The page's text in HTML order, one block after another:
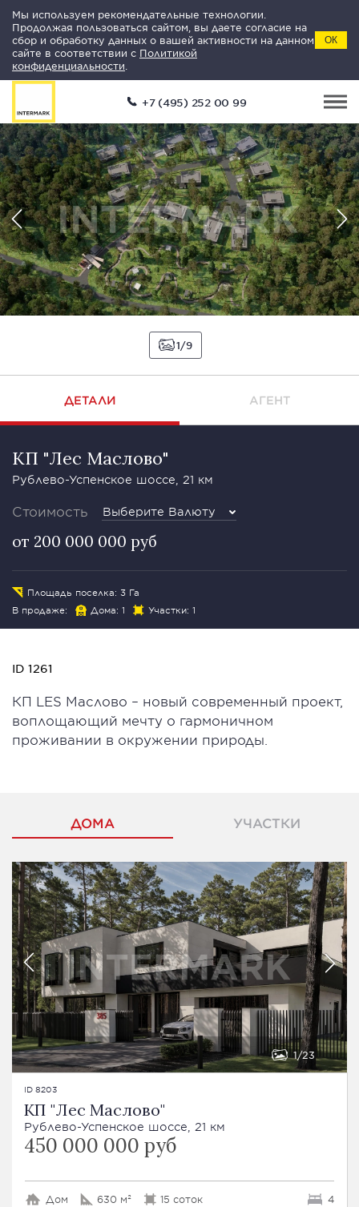
Мы используем рекомендательные технологии.
Продолжая пользоваться сайтом, вы даете согласие на
сбор и обработку данных о вашей активности на данном
сайте в соответствии с Политикой
конфиденциальности
ОК
+7 (495) 252 00 99
1 9
ДЕТАЛИ АГЕНТ
КП "Лес Маслово"
Рублево-Успенское шоссе, 21 км
Стоимость Выберите Валюту
от 200 000 000 руб
Площадь поселка: 3 Га
В продаже:
Дома: 1 Участки: 1
ID 1261
КП LES Маслово – новый современный проект,
воплощающий мечту о гармоничном
проживании в окружении природы.
ДОМА УЧАСТКИ
1 23
ID 8203
КП "Лес Маслово"
Рублево-Успенское шоссе, 21 км
450 000 000 руб
Дом 630 м² 15 соток 4